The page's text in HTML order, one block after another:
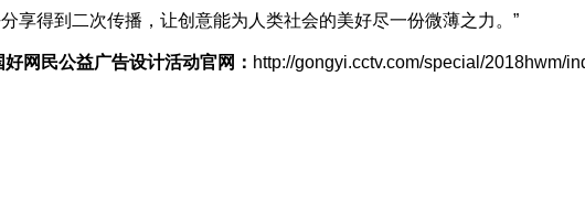
享得到二次传播，让创意能为人类社会的美好尽一份微薄之力。”
网民公益广告设计活动官网： http://gongyi.cctv.com/special/2018hwm/